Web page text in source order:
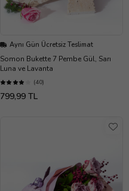
Aynı Gün Ücretsiz Teslimat
Somon Bukette 7 Pembe Gül, Sarı
Luna ve Lavanta
(40)
799,99 TL